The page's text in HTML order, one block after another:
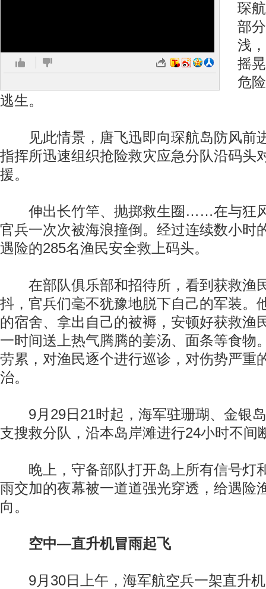
琛
部
浅
摇
危
逃生。
见此情景，唐飞迅即向琛航岛防风前
指挥所迅速组织抢险救灾应急分队沿码头
援。
伸出长竹竿、抛掷救生圈……在与狂风
官兵一次次被海浪撞倒。经过连续数小时
遇险的285名渔民安全救上码头。
在部队俱乐部和招待所，看到获救渔
抖，官兵们毫不犹豫地脱下自己的军装。
的宿舍、拿出自己的被褥，安顿好获救渔
一时间送上热气腾腾的姜汤、面条等食物
劳累，对渔民逐个进行巡诊，对伤势严重
治。
9月29日21时起，海军驻珊瑚、金银岛
支搜救分队，沿本岛岸滩进行24小时不间
晚上，守备部队打开岛上所有信号灯
雨交加的夜幕被一道道强光穿透，给遇险
向。
空中—直升机冒雨起飞
9月30日上午，海军航空兵一架直升机